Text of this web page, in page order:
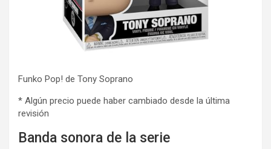
Funko Pop! de Tony Soprano
* Algún precio puede haber cambiado desde la última
revisión
Banda sonora de la serie